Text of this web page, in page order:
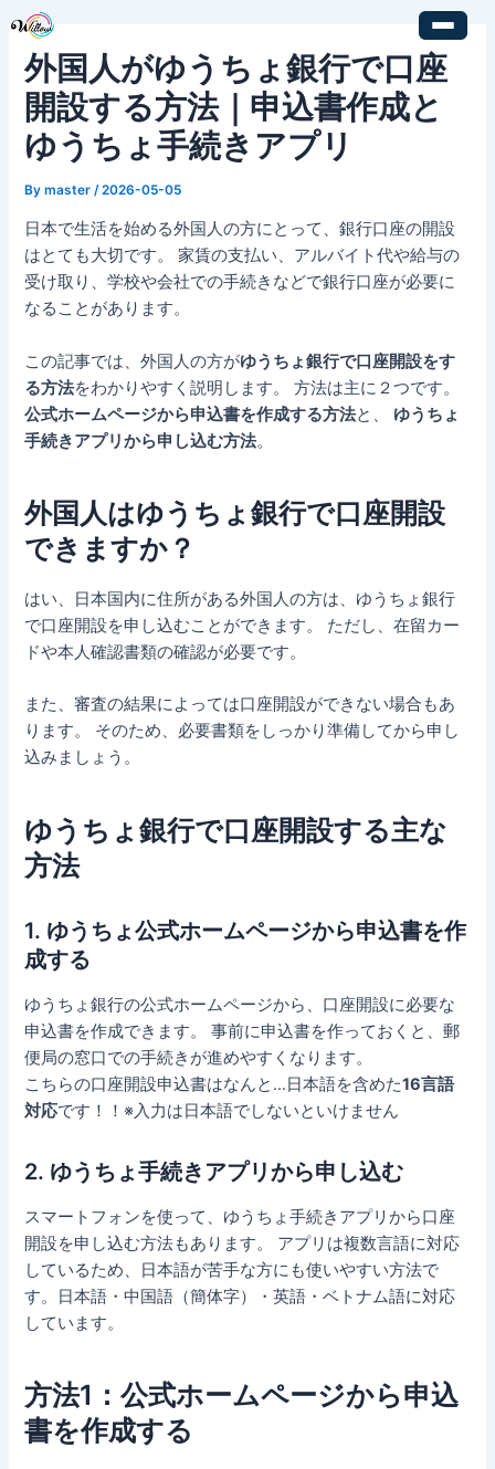
外国人がゆうちょ銀行で口座
開設する方法｜申込書作成と
ゆうちょ手続きアプリ
Bymaster /2026-05-05
日本で生活を始める外国人の方にとって、銀行口座の開設
はとても大切です。 家賃の支払い、アルバイト代や給与の
受け取り、学校や会社での手続きなどで銀行口座が必要に
なることがあります。
この記事では、外国人の方がゆうちょ銀行で口座開設をす
る方法をわかりやすく説明します。 方法は主に２つです。
公式ホームページから申込書を作成する方法と、 ゆうちょ
手続きアプリから申し込む方法。
外国人はゆうちょ銀行で口座開設
できますか？
はい、日本国内に住所がある外国人の方は、ゆうちょ銀行
で口座開設を申し込むことができます。 ただし、在留カー
ドや本人確認書類の確認が必要です。
また、審査の結果によっては口座開設ができない場合もあ
ります。 そのため、必要書類をしっかり準備してから申し
込みましょう。
ゆうちょ銀行で口座開設する主な
方法
1. ゆうちょ公式ホームページから申込書を作
成する
ゆうちょ銀行の公式ホームページから、口座開設に必要な
申込書を作成できます。 事前に申込書を作っておくと、郵
便局の窓口での手続きが進めやすくなります。
こちらの口座開設申込書はなんと…日本語を含めた16言語
対応です！！※入力は日本語でしないといけません
2. ゆうちょ手続きアプリから申し込む
スマートフォンを使って、ゆうちょ手続きアプリから口座
開設を申し込む方法もあります。 アプリは複数言語に対応
しているため、日本語が苦手な方にも使いやすい方法で
す。日本語・中国語（簡体字）・英語・ベトナム語に対応
しています。
方法1：公式ホームページから申込
書を作成する
Post
navigation